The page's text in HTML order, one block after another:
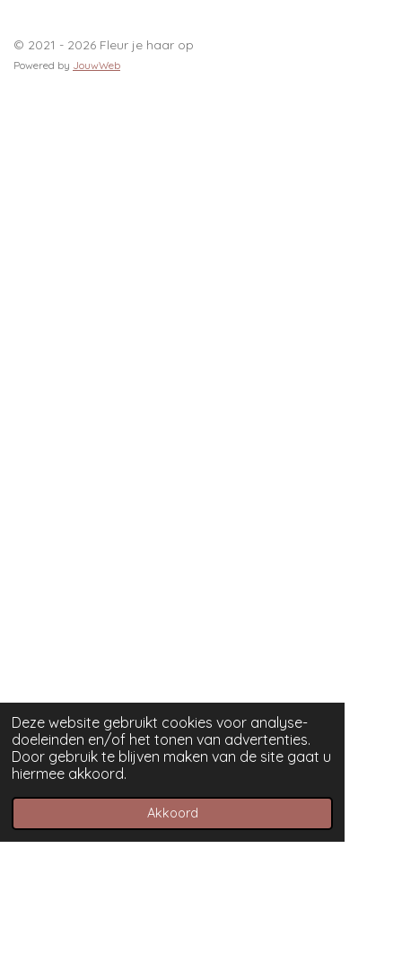
Deze website gebruikt cookies voor analyse-
doeleinden en/of het tonen van advertenties.
Door gebruik te blijven maken van de site gaat u
hiermee akkoord.
Akkoord
© 2021 - 2026 Fleur je haar op
Powered by JouwWeb